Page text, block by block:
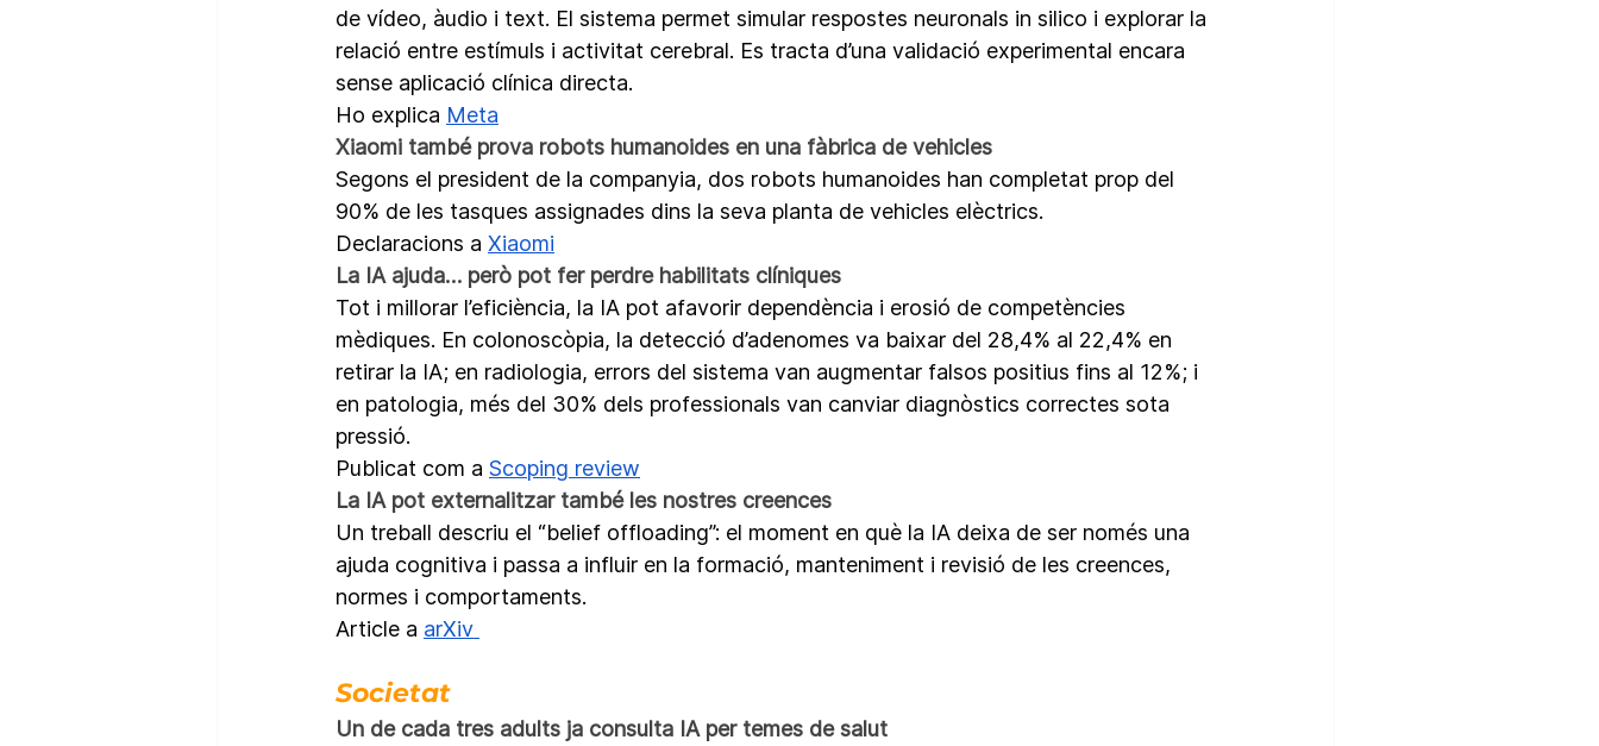
de vídeo, àudio i text. El sistema permet simular respostes neuronals in silico i explorar la
relació entre estímuls i activitat cerebral. Es tracta d’una validació experimental encara
sense aplicació clínica directa.
Ho explica Meta
Xiaomi també prova robots humanoides en una fàbrica de vehicles
Segons el president de la companyia, dos robots humanoides han completat prop del
90% de les tasques assignades dins la seva planta de vehicles elèctrics.
Declaracions a Xiaomi
La IA ajuda… però pot fer perdre habilitats clíniques
Tot i millorar l’eficiència, la IA pot afavorir dependència i erosió de competències
mèdiques. En colonoscòpia, la detecció d’adenomes va baixar del 28,4% al 22,4% en
retirar la IA; en radiologia, errors del sistema van augmentar falsos positius fins al 12%; i
en patologia, més del 30% dels professionals van canviar diagnòstics correctes sota
pressió.
Publicat com a Scoping review
La IA pot externalitzar també les nostres creences
Un treball descriu el “belief offloading”: el moment en què la IA deixa de ser només una
ajuda cognitiva i passa a influir en la formació, manteniment i revisió de les creences,
normes i comportaments.
Article a arXiv
Societat
Un de cada tres adults ja consulta IA per temes de salut